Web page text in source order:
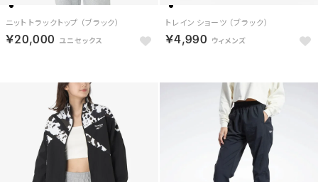
ニット トラックトップ （ブラック）
￥20,000
トレイン ショーツ （ブラック）
￥4,990